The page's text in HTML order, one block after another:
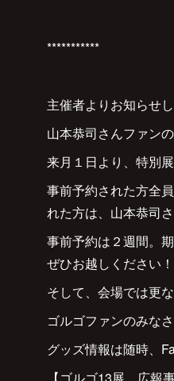
***********
主催者よりお知らせし
山本恭司さんファン
来月１日より、特別
事前予約された方全
れた方は、山本恭司
事前予約は２週間。
ぜひお越しください！
そして、会場では更
ゴルゴファンのみな
グッズ情報は随時、